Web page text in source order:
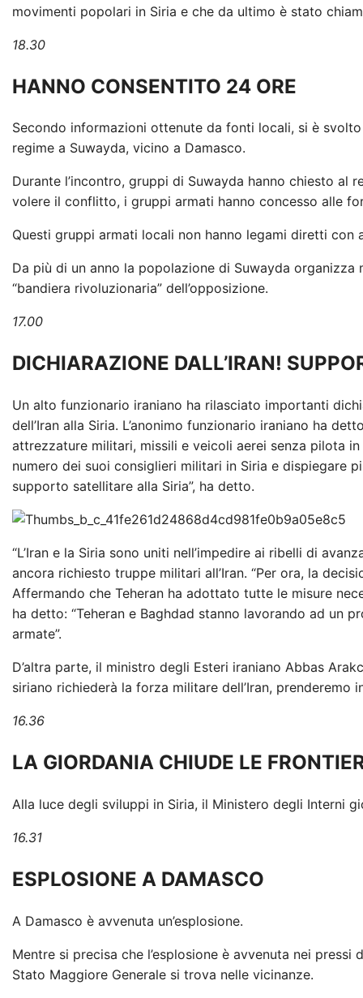
movimenti popolari in Siria e che da ultimo è stato
18.30
HANNO CONSENTITO 24 ORE
Secondo informazioni ottenute da fonti locali, si è
regime a Suwayda, vicino a Damasco.
Durante l’incontro, gruppi di Suwayda hanno chiesto
volere il conflitto, i gruppi armati hanno concesso alle
Questi gruppi armati locali non hanno legami diretti
Da più di un anno la popolazione di Suwayda
“bandiera rivoluzionaria” dell’opposizione.
17.00
DICHIARAZIONE DALL’IRAN!
Un alto funzionario iraniano ha rilasciato importanti
dell’Iran alla Siria. L’anonimo funzionario iraniano ha
attrezzature militari, missili e veicoli aerei senza pilota
numero dei suoi consiglieri militari in Siria e dispiegare
supporto satellitare alla Siria”, ha detto.
“L’Iran e la Siria sono uniti nell’impedire ai ribelli di
ancora richiesto truppe militari all’Iran. “Per ora, la
Affermando che Teheran ha adottato tutte le misure
ha detto: “Teheran e Baghdad stanno lavorando ad un
armate”.
D’altra parte, il ministro degli Esteri iraniano Abbas
siriano richiederà la forza militare dell’Iran, prenderemo
16.36
LA GIORDANIA CHIUDE LE
Alla luce degli sviluppi in Siria, il Ministero degli Interni
16.31
ESPLOSIONE A DAMASCO
A Damasco è avvenuta un’esplosione.
Mentre si precisa che l’esplosione è avvenuta nei
Stato Maggiore Generale si trova nelle vicinanze.